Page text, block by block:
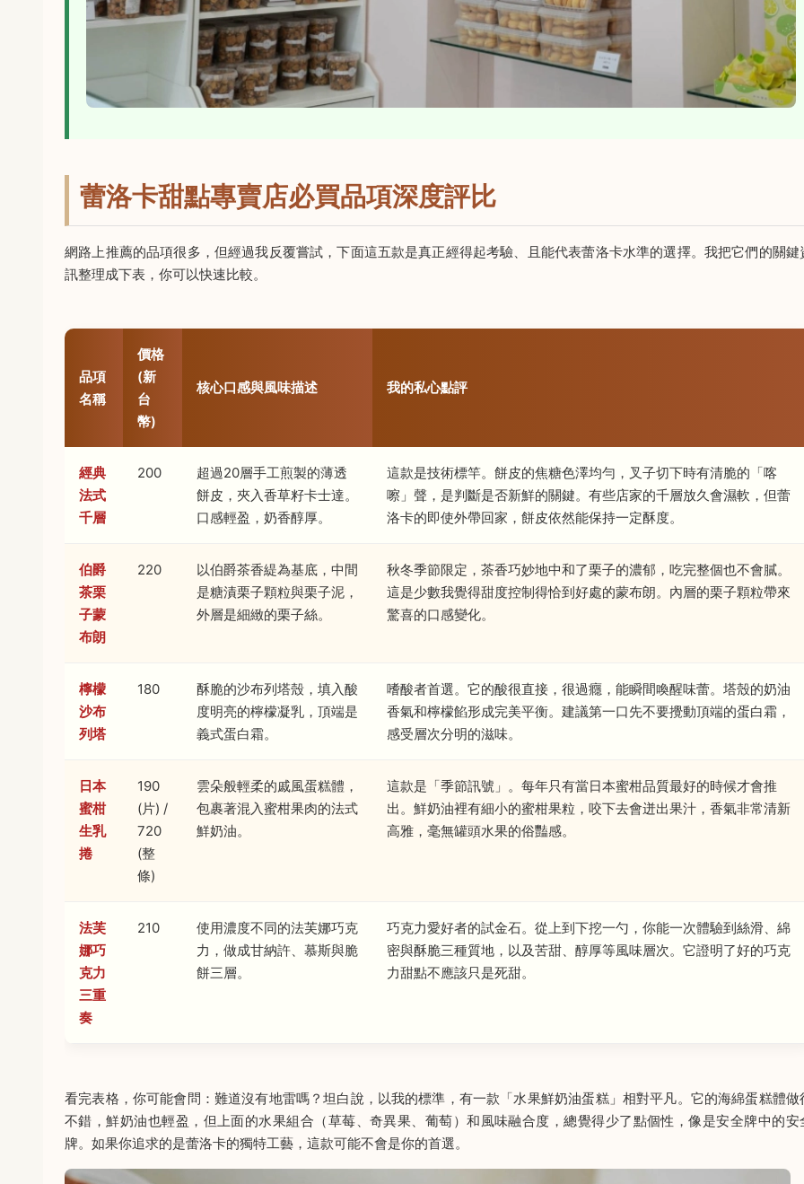
蕾洛卡甜點專賣店必買品項深度評比
網路上推薦的品項很多，但經過我反覆嘗試，下面這五款是真正經得起考驗、且能代表蕾洛卡水準的選擇。我把它們的關鍵
訊整理成下表，你可以快速比較。
品項
名稱
價格
(新
台
幣)
核心口感與風味描述 我的私心點評
經典
法式
千層
200
超過20層手工煎製的薄透
餅皮，夾入香草籽卡士達。
口感輕盈，奶香醇厚。
這款是技術標竿。餅皮的焦糖色澤均勻，叉子切下時有清脆的「喀
嚓」聲，是判斷是否新鮮的關鍵。有些店家的千層放久會濕軟，但蕾
洛卡的即使外帶回家，餅皮依然能保持一定酥度。
伯爵
茶栗
子蒙
布朗
220
以伯爵茶香緹為基底，中間
是糖漬栗子顆粒與栗子泥，
外層是細緻的栗子絲。
秋冬季節限定，茶香巧妙地中和了栗子的濃郁，吃完整個也不會膩。
這是少數我覺得甜度控制得恰到好處的蒙布朗。內層的栗子顆粒帶來
驚喜的口感變化。
檸檬
沙布
列塔
180
酥脆的沙布列塔殼，填入酸
度明亮的檸檬凝乳，頂端是
義式蛋白霜。
嗜酸者首選。它的酸很直接，很過癮，能瞬間喚醒味蕾。塔殼的奶油
香氣和檸檬餡形成完美平衡。建議第一口先不要攪動頂端的蛋白霜，
感受層次分明的滋味。
日本
蜜柑
生乳
捲
190
(片) /
720
(整
條)
雲朵般輕柔的戚風蛋糕體，
包裹著混入蜜柑果肉的法式
鮮奶油。
這款是「季節訊號」。每年只有當日本蜜柑品質最好的時候才會推
出。鮮奶油裡有細小的蜜柑果粒，咬下去會迸出果汁，香氣非常清新
高雅，毫無罐頭水果的俗豔感。
法芙
娜巧
克力
三重
奏
210
使用濃度不同的法芙娜巧克
力，做成甘納許、慕斯與脆
餅三層。
巧克力愛好者的試金石。從上到下挖一勺，你能一次體驗到絲滑、綿
密與酥脆三種質地，以及苦甜、醇厚等風味層次。它證明了好的巧克
力甜點不應該只是死甜。
看完表格，你可能會問：難道沒有地雷嗎？坦白說，以我的標準，有一款「水果鮮奶油蛋糕」相對平凡。它的海綿蛋糕體做
不錯，鮮奶油也輕盈，但上面的水果組合（草莓、奇異果、葡萄）和風味融合度，總覺得少了點個性，像是安全牌中的安
牌。如果你追求的是蕾洛卡的獨特工藝，這款可能不會是你的首選。